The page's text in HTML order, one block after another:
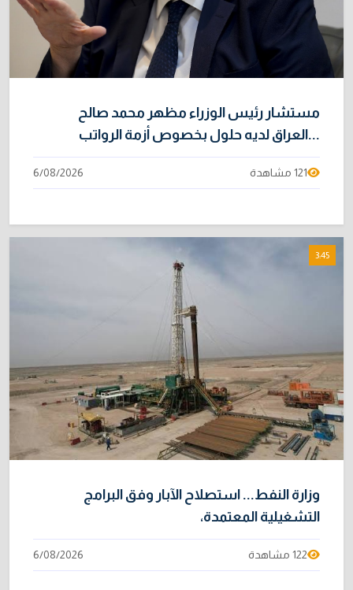
مستشار رئيس الوزراء مظهر محمد صالح
...العراق لديه حلول بخصوص أزمة الرواتب
121 مشاهدة 6/08/2026
3:45
وزارة النفط... استصلاح الآبار وفق البرامج
التشغيلية المعتمدة،
122 مشاهدة 6/08/2026